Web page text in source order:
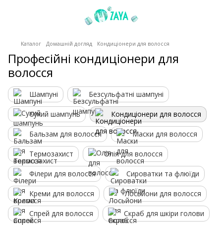
Каталог Домашній догляд Кондиціонери для волосся
Професійні кондиціонери для
волосся
Шампуні Безсульфатні шампуні
Сухий шампунь Кондиціонери для волосся
Бальзам для волосся Маски для волосся
Термозахист Олія для волосся
Філери для волосся Сироватки та флюїди
Креми для волосся Лосьйони для волосся
Спрей для волосся Скраб для шкіри голови